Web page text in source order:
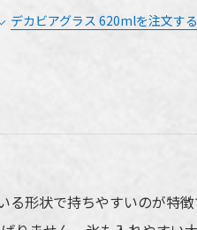
デカビアグラス 620mlを注文する
名入れ方法 パッ
形状で持ちやすいのが特